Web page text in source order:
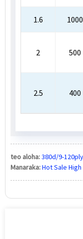
1.6 1000
2 500
2.5 400
teo aloha:380d/9-
Manaraka:Hot Sale